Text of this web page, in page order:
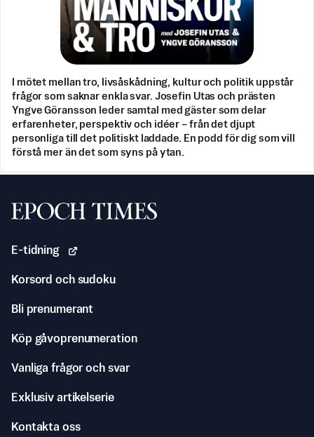
I mötet mellan tro, livsåskådning, kultur och politik uppstår
frågor som saknar enkla svar. Josefin Utas och prästen
Yngve Göransson leder samtal med gäster som delar
erfarenheter, perspektiv och idéer – från det djupt
personliga till det politiskt laddade. En podd för dig som vill
förstå mer än det som syns på ytan.
Svenska Epoch Times
E-tidning
Korsord och sudoku
Bli prenumerant
Köp gåvoprenumeration
Vanliga frågor och svar
Exklusiv artikelserie
Kontakta oss